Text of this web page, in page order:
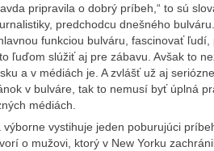
pripravila o dobrý príbeh,“ to sú
predchodcu dnešného
funkciou bulváru, fascinovať ľudí,
ľuďom slúžiť aj pre zábavu. Avšak to
a v médiách je. A zvlášť už aj
v bulváre, tak to nemusí byť úplná
médiách.
vystihuje jeden poburujúci
o mužovi, ktorý v New Yorku